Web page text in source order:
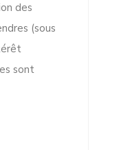
des
(sous
sont